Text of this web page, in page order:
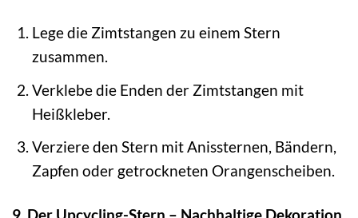
Lege die Zimtstangen zu einem Stern
zusammen.
Verklebe die Enden der Zimtstangen mit
Heißkleber.
Verziere den Stern mit Anissternen, Bändern,
Zapfen oder getrockneten Orangenscheiben.